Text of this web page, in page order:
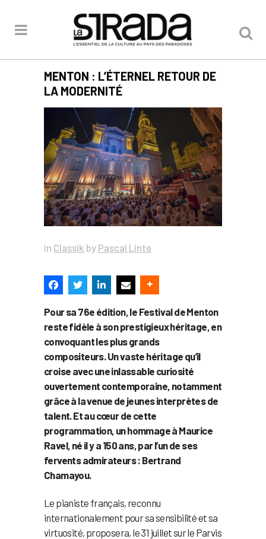
MENTON : L’ÉTERNEL RETOUR DE
LA MODERNITÉ
in Classik by Pascal Linte
Pour sa 76e édition, le Festival de Menton
reste fidèle à son prestigieux héritage, en
convoquant les plus grands
compositeurs. Un vaste héritage qu’il
croise avec une inlassable curiosité
ouvertement contemporaine, notamment
grâce à la venue de jeunes interprètes de
talent. Et au cœur de cette
programmation, un hommage à Maurice
Ravel, né il y a 150 ans, par l’un de ses
fervents admirateurs : Bertrand
Chamayou.
Le pianiste français, reconnu
internationalement pour sa sensibilité et sa
virtuosité, proposera, le 31 juillet sur le Parvis